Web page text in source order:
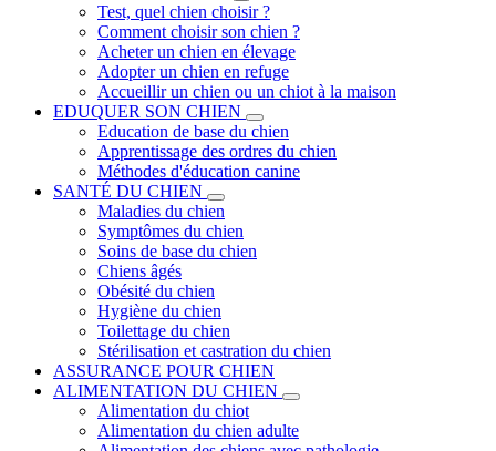
Test, quel chien choisir ?
Comment choisir son chien ?
Acheter un chien en élevage
Adopter un chien en refuge
Accueillir un chien ou un chiot à la maison
EDUQUER SON CHIEN
Education de base du chien
Apprentissage des ordres du chien
Méthodes d'éducation canine
SANTÉ DU CHIEN
Maladies du chien
Symptômes du chien
Soins de base du chien
Chiens âgés
Obésité du chien
Hygiène du chien
Toilettage du chien
Stérilisation et castration du chien
ASSURANCE POUR CHIEN
ALIMENTATION DU CHIEN
Alimentation du chiot
Alimentation du chien adulte